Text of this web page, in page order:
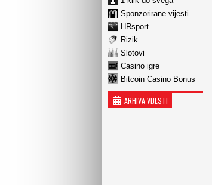
Sponzorirane vijesti
HRsport
Rizik
Slotovi
Casino igre
Bitcoin Casino Bonus
ARHIVA VIJESTI